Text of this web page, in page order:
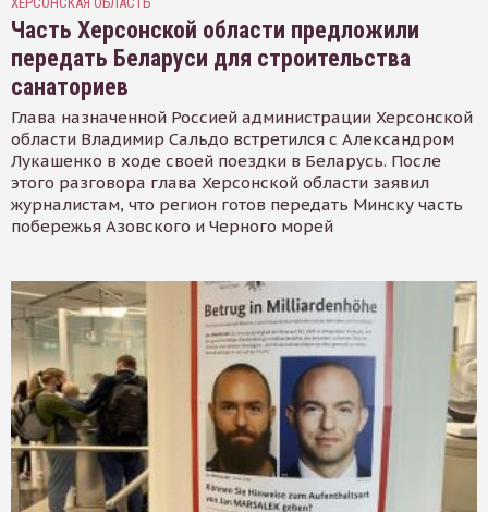
Часть Херсонской области предложили
передать Беларуси для строительства
санаториев
Глава назначенной Россией администрации Херсонской
области Владимир Сальдо встретился с Александром
Лукашенко в ходе своей поездки в Беларусь. После
этого разговора глава Херсонской области заявил
журналистам, что регион готов передать Минску часть
побережья Азовского и Черного морей